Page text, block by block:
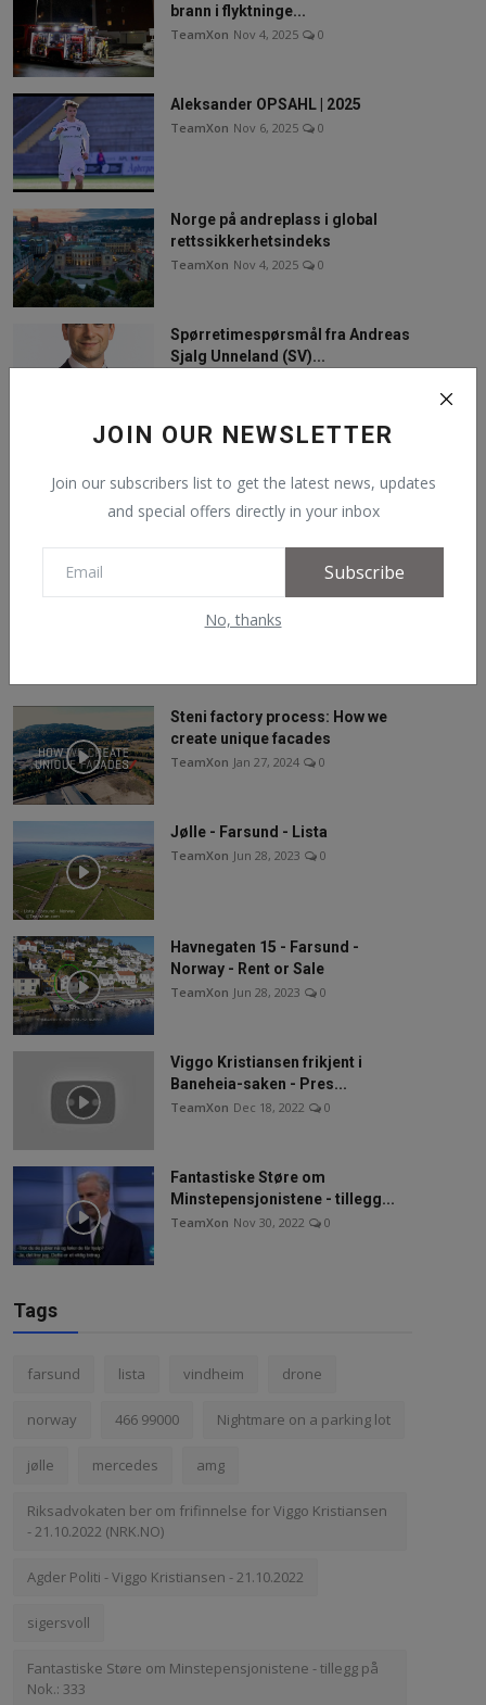
JOIN OUR NEWSLETTER
Join our subscribers list to get the latest news, updates
and special offers directly in your inbox
Subscribe
No, thanks
brann i flyktninge...
TeamXon Nov 4, 2025 0
Aleksander OPSAHL | 2025
TeamXon Nov 6, 2025 0
Norge på andreplass i global
rettssikkerhetsindeks
TeamXon Nov 4, 2025 0
Spørretimespørsmål fra Andreas
Sjalg Unneland (SV)...
YouTube
Steni factory process: How we
create unique facades
TeamXon Jan 27, 2024 0
Jølle - Farsund - Lista
TeamXon Jun 28, 2023 0
Havnegaten 15 - Farsund -
Norway - Rent or Sale
TeamXon Jun 28, 2023 0
Viggo Kristiansen frikjent i
Baneheia-saken - Pres...
TeamXon Dec 18, 2022 0
Fantastiske Støre om
Minstepensjonistene - tillegg...
TeamXon Nov 30, 2022 0
Tags
farsund lista vindheim drone
norway 466 99000 Nightmare on a parking lot
jølle mercedes amg
Riksadvokaten ber om frifinnelse for Viggo Kristiansen
- 21.10.2022 (NRK.NO)
Agder Politi - Viggo Kristiansen - 21.10.2022
sigersvoll
Fantastiske Støre om Minstepensjonistene - tillegg på
Nok.: 333